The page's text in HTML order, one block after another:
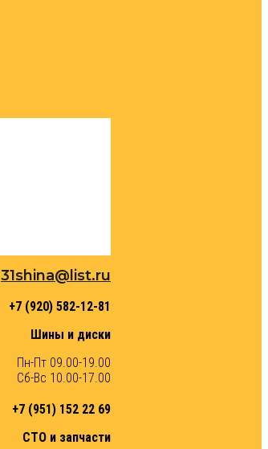
31shina@list.ru
+7 (920) 582-12-81
Шины и диски
Пн-Пт 09.00-19.00
Сб-Вс 10.00-17.00
+7 (951) 152 22 69
СТО и запчасти